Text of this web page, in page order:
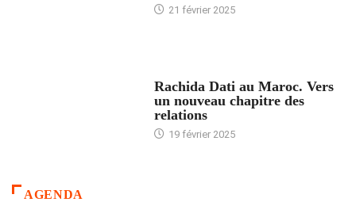
21 février 2025
Rachida Dati au Maroc. Vers
un nouveau chapitre des
relations
19 février 2025
AGENDA